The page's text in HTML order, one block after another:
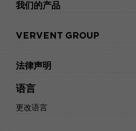
语言
更改语言
我们的产品
VERVENT GROUP
法律声明